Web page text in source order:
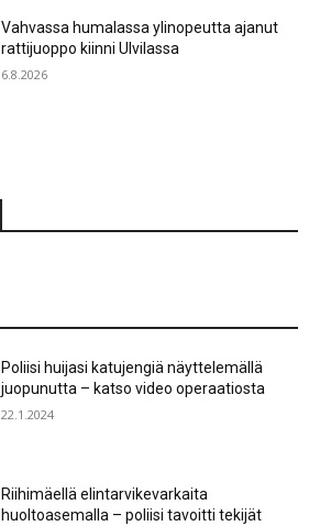
Vahvassa humalassa ylinopeutta ajanut
rattijuoppo kiinni Ulvilassa
6.8.2026
Poliisi huijasi katujengiä näyttelemällä
juopunutta – katso video operaatiosta
22.1.2024
Riihimäellä elintarvikevarkaita
huoltoasemalla – poliisi tavoitti tekijät